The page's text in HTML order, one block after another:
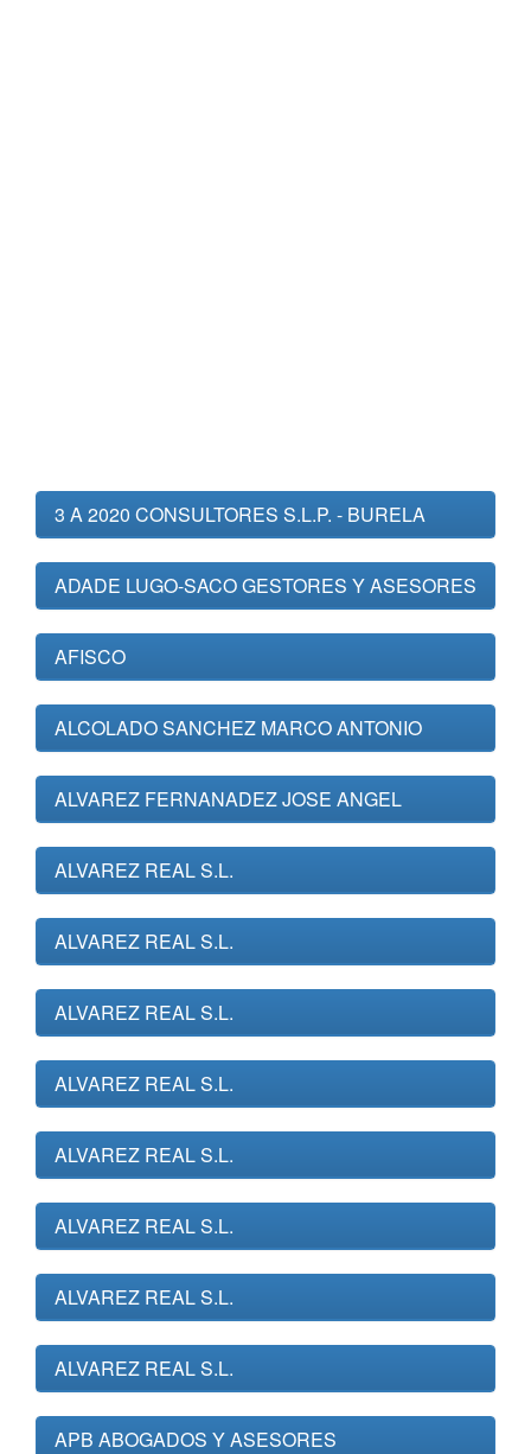
3 A 2020 CONSULTORES S.L.P. - BURELA
ADADE LUGO-SACO GESTORES Y ASESORES
AFISCO
ALCOLADO SANCHEZ MARCO ANTONIO
ALVAREZ FERNANADEZ JOSE ANGEL
ALVAREZ REAL S.L.
ALVAREZ REAL S.L.
ALVAREZ REAL S.L.
ALVAREZ REAL S.L.
ALVAREZ REAL S.L.
ALVAREZ REAL S.L.
ALVAREZ REAL S.L.
ALVAREZ REAL S.L.
APB ABOGADOS Y ASESORES